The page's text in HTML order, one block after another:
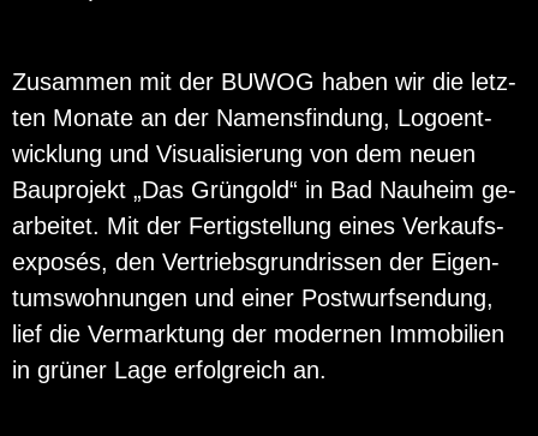
Zu­sam­men mit der BUWOG haben wir die letz­
ten Mo­na­te an der Na­mens­fin­dung, Lo­go­ent­
wick­lung und Vi­sua­li­sie­rung von dem neuen
Bau­pro­jekt „Das Grün­gold“ in Bad Nau­heim ge­
ar­bei­tet. Mit der Fer­tig­stel­lung eines Ver­kaufs­
ex­posés, den Ver­triebs­grund­ris­sen der Ei­gen­
tums­woh­nun­gen und einer Post­wurf­sen­dung,
lief die Ver­mark­tung der mo­der­nen Im­mo­bi­li­en
in grü­ner Lage er­folg­reich an.